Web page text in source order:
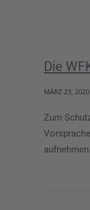
Die
MÄRZ 23, 2020
Zum
aufnehmen.